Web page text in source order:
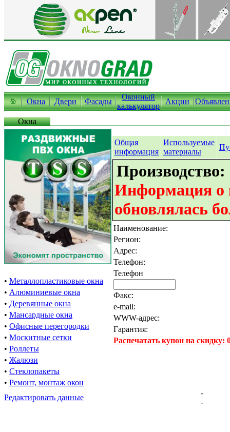
Окна Двери Фасады
Оконный
калькулятор
Акции
Окна
• Металлопластиковые окна
• Алюминиевые окна
• Деревянные окна
• Мансардные окна
• Офисные перегородки
• Москитные сетки
• Роллеты
• Жалюзи
• Стеклопакеты
• Ремонт, монтаж окон
Общая
информация
Используемые
материалы
Информация о
обновлялась
Наименование:
Регион:
Адрес:
Телефон:
Телефон
Факс:
e-mail:
WWW-адрес:
Гарантия:
Распечатать купон на скидку:
Редактировать данные
-
-